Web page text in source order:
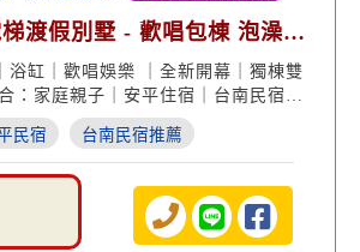
梯渡假別墅 - 歡唱包棟 泡澡享
浴缸｜歡唱娛樂 ｜全新開幕｜獨棟雙
：家庭親子｜安平住宿｜台南民宿推
民宿 台南民宿推薦